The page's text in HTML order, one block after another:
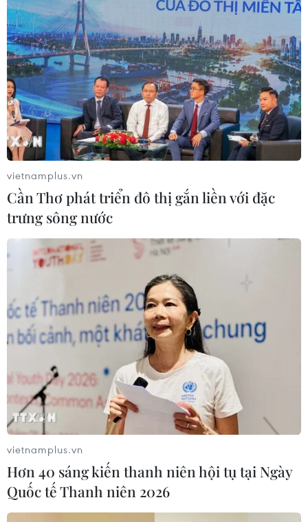
vietnamplus.vn
Cần Thơ phát triển đô thị gắn liền với đặc
trưng sông nước
vietnamplus.vn
Hơn 40 sáng kiến thanh niên hội tụ tại Ngày
Quốc tế Thanh niên 2026